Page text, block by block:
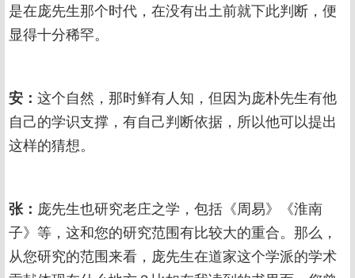
是在庞先生那个时代，在没有出土前就下此判断，便
显得十分稀罕。
安： 这个自然，那时鲜有人知，但因为庞朴先生有他
自己的学识支撑，有自己判断依据，所以他可以提出
这样的猜想。
张： 庞先生也研究老庄之学，包括《周易》《淮南
子》等，这和您的研究范围有比较大的重合。那么，
从您研究的范围来看，庞先生在道家这个学派的学术